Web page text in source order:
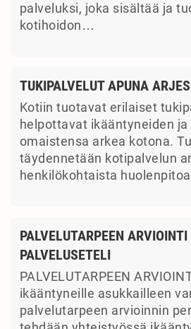
palveluksi, joka sisältää ja
kotihoidon…
TUKIPALVELUT APUNA
Kotiin tuotavat erilaiset
helpottavat ikääntyneiden ja
omaistensa arkea kotona.
täydennetään kotipalvelun
henkilökohtaista
PALVELUTARPEEN
PALVELUSETELI
PALVELUTARPEEN
ikääntyneille asukkailleen
palvelutarpeen arvioinnin